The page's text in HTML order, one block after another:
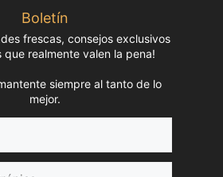
Boletín
frescas, consejos exclusivos
realmente valen la pena!
siempre al tanto de lo
mejor.